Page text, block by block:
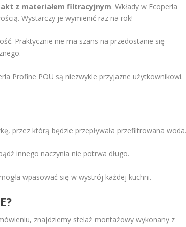
z materiałem filtracyjnym. Wkłady w Ecoperla
Wystarczy je wymienić raz na rok!
Praktycznie nie ma szans na przedostanie się
Profine POU są niezwykle przyjazne użytkownikowi.
przez którą będzie przepływała przefiltrowana
innego naczynia nie potrwa długo.
wpasować się w wystrój każdej kuchni.
znajdziemy stelaż montażowy wykonany z